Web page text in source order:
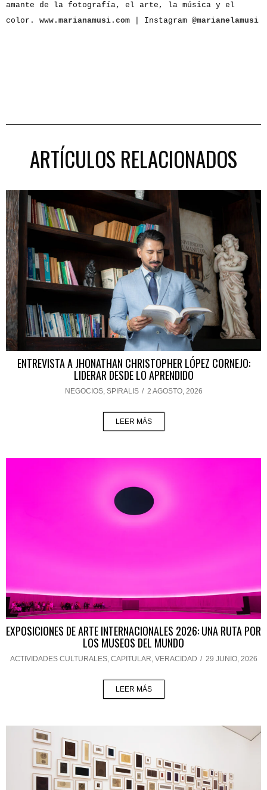
amante de la fotografía, el arte, la música y el
color. www.marianamusi.com | Instagram @marianelamusi
ARTÍCULOS RELACIONADOS
ENTREVISTA A JHONATHAN CHRISTOPHER LÓPEZ CORNEJO:
LIDERAR DESDE LO APRENDIDO
NEGOCIOS, SPIRALIS / 2 AGOSTO, 2026
LEER MÁS
EXPOSICIONES DE ARTE INTERNACIONALES 2026: UNA RUTA POR
LOS MUSEOS DEL MUNDO
ACTIVIDADES CULTURALES, CAPITULAR, VERACIDAD / 29 JUNIO, 2026
LEER MÁS